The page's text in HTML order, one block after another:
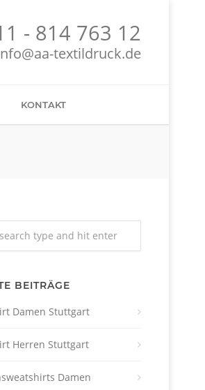
- 814 763 12
textildruck.de
KONTAKT
BEITRÄGE
Damen Stuttgart
Herren Stuttgart
Damen